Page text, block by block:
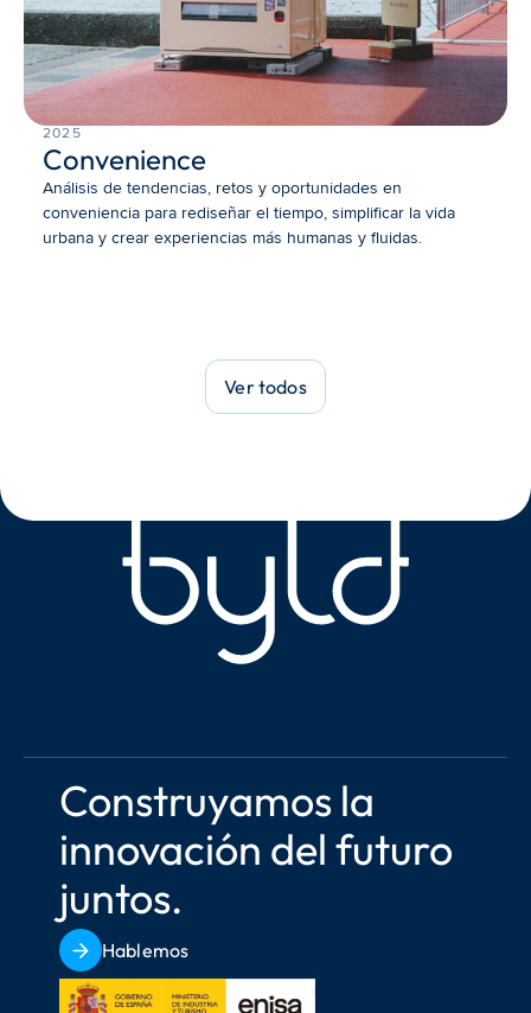
2025
Convenience
Análisis de tendencias, retos y oportunidades en
conveniencia para rediseñar el tiempo, simplificar la vida
urbana y crear experiencias más humanas y fluidas.
Ver todos
Construyamos la
innovación del futuro
juntos.
Hablemos